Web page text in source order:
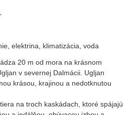
elektrina, klimatizácia, voda
20 m od mora na krásnom
v severnej Dalmácii. Ugljan
krásou, krajinou a nedotknutou
na troch kaskádach, ktoré spájajú